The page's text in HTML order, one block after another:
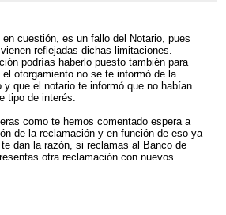
cuestión, es un fallo del Notario, pues
reflejadas dichas limitaciones.
podrías haberlo puesto también para
el otorgamiento no se te informó de la
y que el notario te informó que no habían
tipo de interés.
como te hemos comentado espera a
de la reclamación y en función de eso ya
dan la razón, si reclamas al Banco de
otra reclamación con nuevos